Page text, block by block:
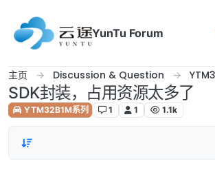
YunTu Forum
主页 Discussion & Question
SDK封装，占用资源太多了
YTM32B1M系列 1 1 1.1k